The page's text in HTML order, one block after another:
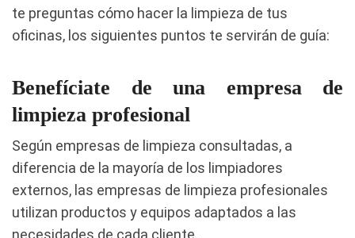
te preguntas cómo hacer la limpieza de tus
oficinas, los siguientes puntos te servirán de guía:
Benefíciate de una empresa de
limpieza profesional
Según empresas de limpieza consultadas, a
diferencia de la mayoría de los limpiadores
externos, las empresas de limpieza profesionales
utilizan productos y equipos adaptados a las
necesidades de cada cliente.